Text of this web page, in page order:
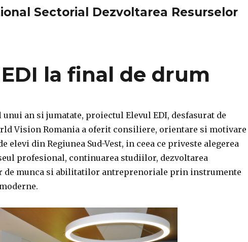
Sectorial Dezvoltarea Resurselor
la final de drum
unui an si jumatate, proiectul Elevul EDI, desfasurat de
Vision Romania a oferit consiliere, orientare si motivare
elevi din Regiunea Sud-Vest, in ceea ce priveste alegerea
profesional, continuarea studiilor, dezvoltarea
munca si abilitatilor antreprenoriale prin instrumente